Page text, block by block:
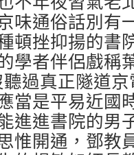
味通俗話別有
頓挫抑揚的書
學者伴侶戲稱
過真正隧道
當是平易近國
進進書院的男
惟開通，鄧教